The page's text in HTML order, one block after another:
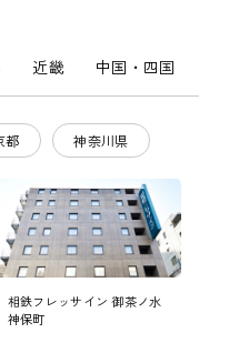
近畿 中国・四国
都 神奈川県
相鉄フレッサイン 御茶ノ水
神保町